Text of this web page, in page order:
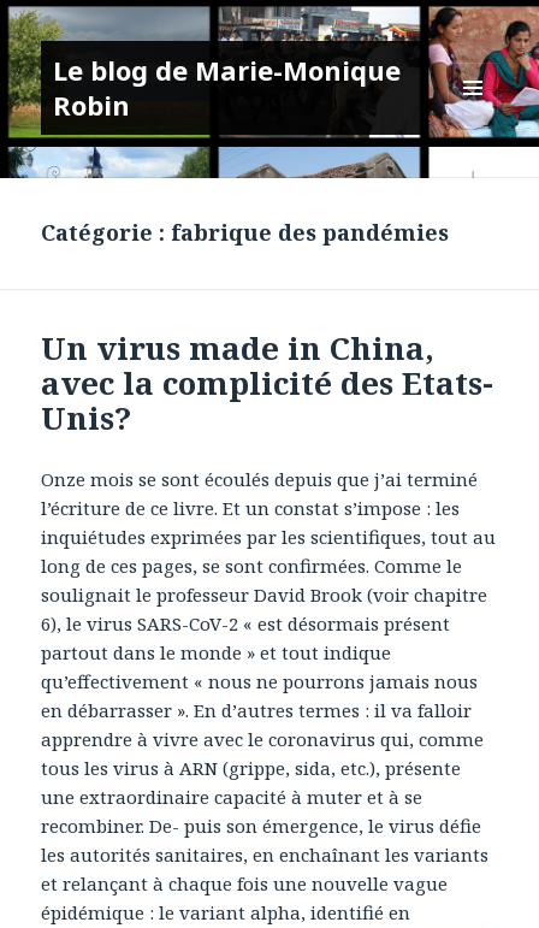
Le blog de Marie-Monique
Robin
MENU
ET
Catégorie : fabrique des pandémies
Un virus made in China,
avec la complicité des Etats-
Unis?
Onze mois se sont écoulés depuis que j’ai terminé
l’écriture de ce livre. Et un constat s’impose : les
inquiétudes exprimées par les scientifiques, tout au
long de ces pages, se sont confirmées. Comme le
soulignait le professeur David Brook (voir chapitre
6), le virus SARS-CoV-2 « est désormais présent
partout dans le monde » et tout indique
qu’effectivement « nous ne pourrons jamais nous
en débarrasser ». En d’autres termes : il va falloir
apprendre à vivre avec le coronavirus qui, comme
tous les virus à ARN (grippe, sida, etc.), présente
une extraordinaire capacité à muter et à se
recombiner. De- puis son émergence, le virus défie
les autorités sanitaires, en enchaînant les variants
et relançant à chaque fois une nouvelle vague
épidémique : le variant alpha, identifié en